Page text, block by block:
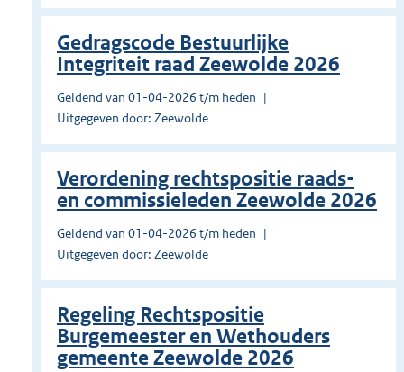
Gedragscode Bestuurlijke
Integriteit raad Zeewolde 2026
Geldend van 01-04-2026 t/m heden
Uitgegeven door: Zeewolde
Verordening rechtspositie raads-
en commissieleden Zeewolde 2026
Geldend van 01-04-2026 t/m heden
Uitgegeven door: Zeewolde
Regeling Rechtspositie
Burgemeester en Wethouders
gemeente Zeewolde 2026